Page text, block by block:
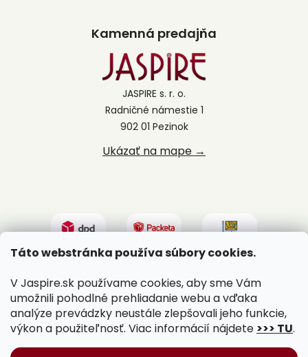
Táto webstránka používa súbory cookies.
V Jaspire.sk používame cookies, aby sme Vám
umožnili pohodlné prehliadanie webu a vďaka
analýze prevádzky neustále zlepšovali jeho funkcie,
výkon a použiteľnosť. Viac informácií nájdete >>> TU.
Kamenná predajňa
JASPIRE s. r. o.
Radničné námestie 1
902 01 Pezinok
Ukázať na mape →